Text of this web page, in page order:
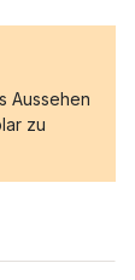
Aussehen
zu